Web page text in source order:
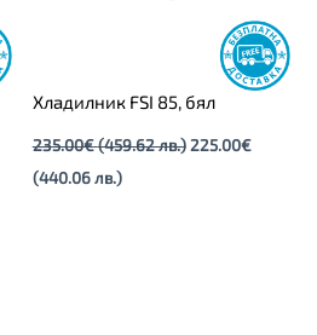
Хладилник FSI 85, бял
235.00€(459.62 лв.) 225.00€
(440.06 лв.)